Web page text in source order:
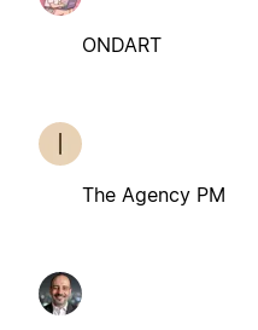
ONDART
The Agency PM